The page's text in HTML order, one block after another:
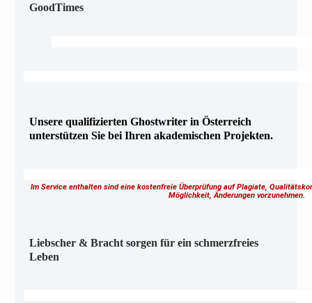
GoodTimes
Unsere qualifizierten Ghostwriter in Österreich
unterstützen Sie bei Ihren akademischen Projekten.
Im Service enthalten sind eine kostenfreie Überprüfung auf Plagiate,
Möglichkeit, Änderungen vorzunehmen.
Liebscher & Bracht sorgen für ein schmerzfreies
Leben